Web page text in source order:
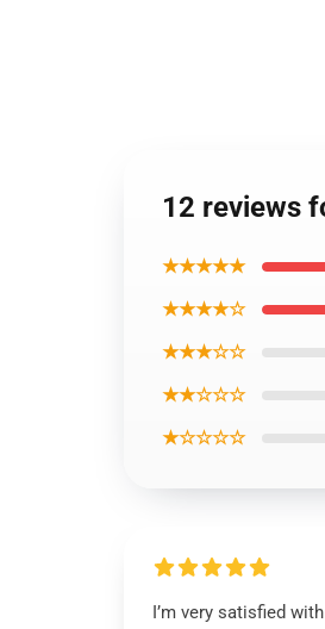
12 reviews
★★★★★
★★★★☆
★★★☆☆
★★☆☆☆
★☆☆☆☆
I’m very satisfied